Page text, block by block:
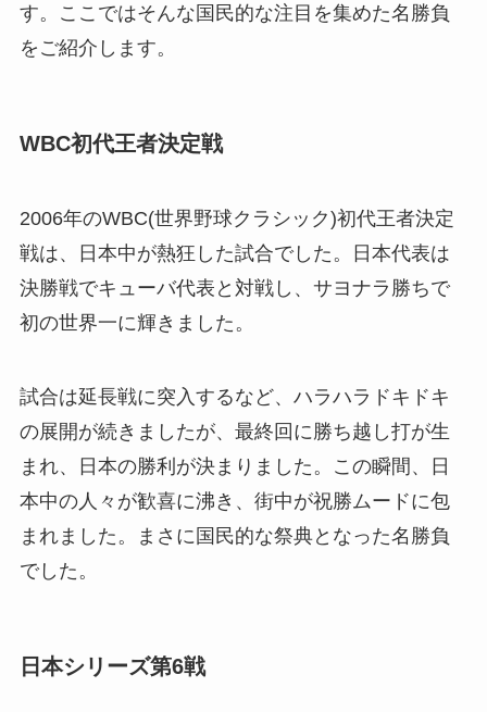
す。ここではそんな国民的な注目を集めた名勝負
をご紹介します。
WBC初代王者決定戦
2006年のWBC(世界野球クラシック)初代王者決定
戦は、日本中が熱狂した試合でした。日本代表は
決勝戦でキューバ代表と対戦し、サヨナラ勝ちで
初の世界一に輝きました。
試合は延長戦に突入するなど、ハラハラドキドキ
の展開が続きましたが、最終回に勝ち越し打が生
まれ、日本の勝利が決まりました。この瞬間、日
本中の人々が歓喜に沸き、街中が祝勝ムードに包
まれました。まさに国民的な祭典となった名勝負
でした。
日本シリーズ第6戦